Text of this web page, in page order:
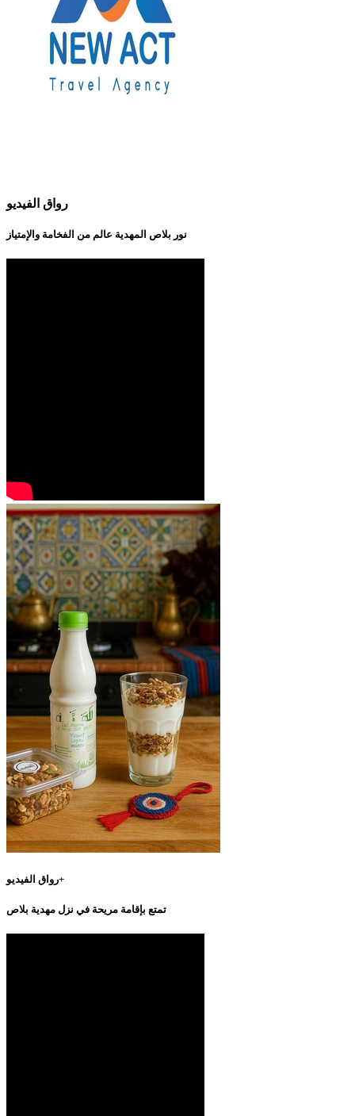
رواق الفيديو
نور بلاص المهدية عالم من الفخامة والإمتياز
رواق الفيديو+
تمتع بإقامة مريحة في نزل مهدية بلاص